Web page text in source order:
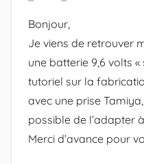
Bonjour,
Je viens de retrouver
une batterie 9,6 volts
tutoriel sur la
avec une prise
possible de l’adapter
Merci d’avance pour